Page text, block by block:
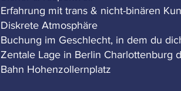
Erfahrung mit trans & nicht-binären
Diskrete Atmosphäre
Buchung im Geschlecht, in dem du
Zentale Lage in Berlin Charlottenburg
Bahn Hohenzollernplatz